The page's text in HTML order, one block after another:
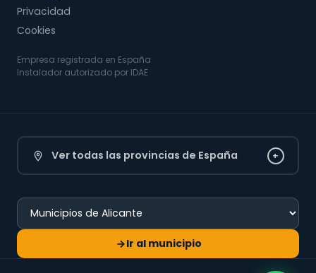
Privacidad
Cookies
Empresa registrada en España
Instalador autorizado por IDAE
Ver todas las provincias de España +
Ir al municipio